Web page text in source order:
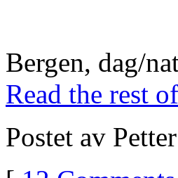
Bergen, dag/
Read the rest
Postet av Petter